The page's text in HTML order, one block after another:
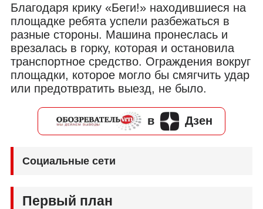
Благодаря крику «Беги!» находившиеся на
площадке ребята успели разбежаться в
разные стороны. Машина пронеслась и
врезалась в горку, которая и остановила
транспортное средство. Ограждения вокруг
площадки, которое могло бы смягчить удар
или предотвратить выезд, не было.
в Дзен
Социальные сети
Первый план